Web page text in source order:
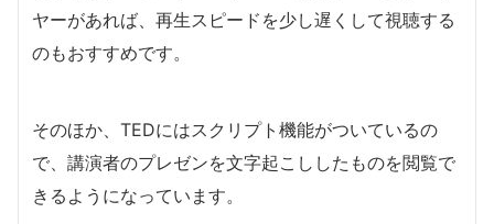
ヤーがあれば、再生スピードを少し遅くして視聴する
のもおすすめです。
そのほか、TEDにはスクリプト機能がついているの
で、講演者のプレゼンを文字起こししたものを閲覧で
きるようになっています。